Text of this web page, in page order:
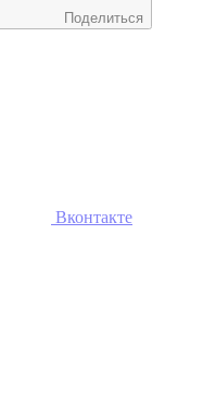
Поделиться
Вконтакте